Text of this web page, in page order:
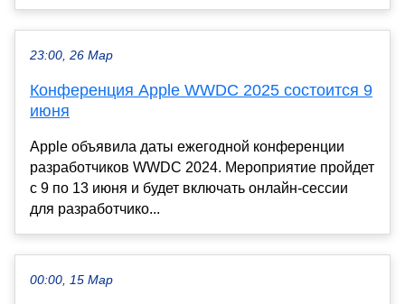
23:00, 26 Мар
Конференция Apple WWDC 2025 состоится 9
июня
Apple объявила даты ежегодной конференции
разработчиков WWDC 2024. Мероприятие пройдет
с 9 по 13 июня и будет включать онлайн-сессии
для разработчико...
00:00, 15 Мар